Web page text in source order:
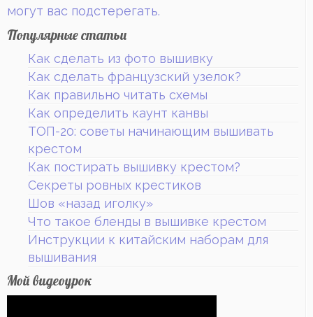
могут вас подстерегать.
Популярные статьи
Как сделать из фото вышивку
Как сделать французский узелок?
Как правильно читать схемы
Как определить каунт канвы
ТОП-20: советы начинающим вышивать
крестом
Как постирать вышивку крестом?
Секреты ровных крестиков
Шов «назад иголку»
Что такое бленды в вышивке крестом
Инструкции к китайским наборам для
вышивания
Мой видеоурок